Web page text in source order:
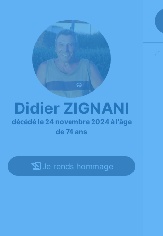
Didier ZIGNANI
décédé le 24 novembre 2024 à l'âge
de 74 ans
Je rends hommage